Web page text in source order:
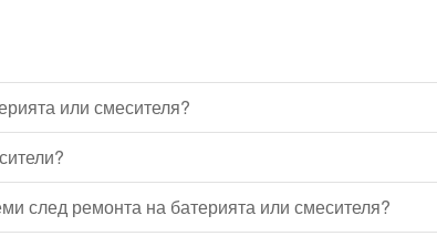
или смесителя?
след ремонта на батерията или смесителя?